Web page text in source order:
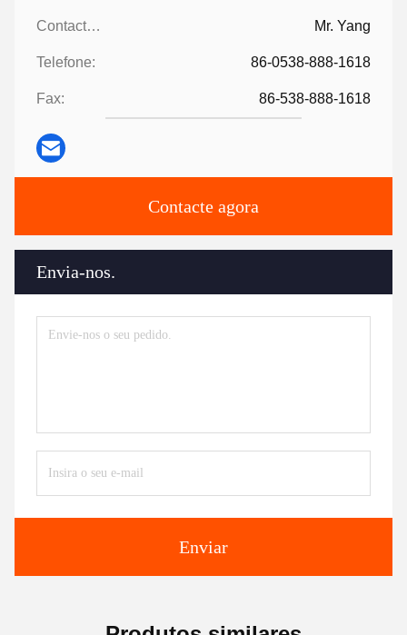
Contactos: Mr. Yang
Telefone: 86-0538-888-1618
Fax: 86-538-888-1618
Contacte agora
Envia-nos.
Enviar